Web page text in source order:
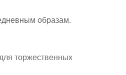
образам.
торжественных